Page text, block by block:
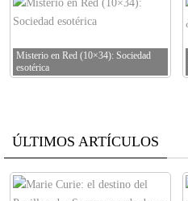
Misterio en Red (10×34): Sociedad
esotérica
ÚLTIMOS ARTÍCULOS